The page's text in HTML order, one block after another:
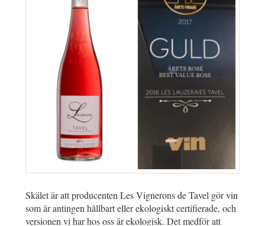
Skälet är att producenten Les Vignerons de Tavel gör vin
som är antingen hållbart eller ekologiskt certifierade, och
versionen vi har hos oss är ekologisk. Det medför att